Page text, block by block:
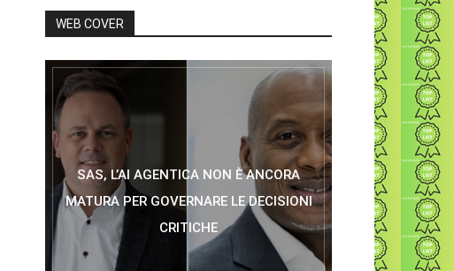
WEB COVER
SAS, L’AI AGENTICA NON È ANCORA
MATURA PER GOVERNARE LE DECISIONI
CRITICHE